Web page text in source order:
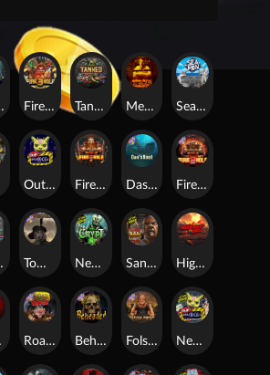
Seamen
Fire in the Hole 3
Highway to Hell
San Quentin 2: Death Row
Mental
Outsourced
Beheaded Nexus Outsourced
Nexus The Crypt
Tombstone RIP
Fire in the Hole 2
Tanked
Fire In The Hole xBomb
Folsom Prison
Das xBoot
Road Rage